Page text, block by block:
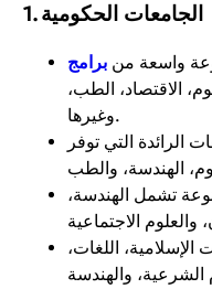
1.الجامعات الحكومية
واسعة من برامج
الاقتصاد، الطب،
وغيرها.
الرائدة التي توفر
تشمل الهندسة،
اللغات،